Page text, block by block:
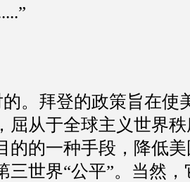
的。拜登的政策旨在使
屈从于全球主义世界
的的一种手段，降低
三世界“公平”。当然